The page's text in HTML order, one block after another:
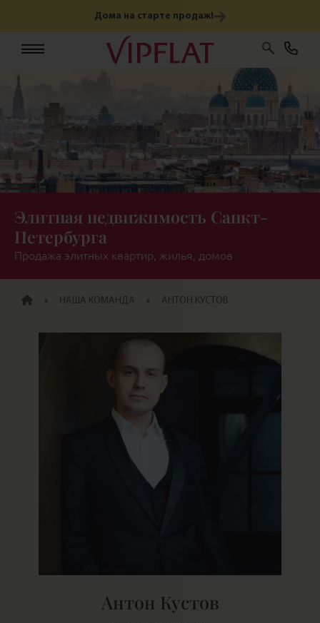
Дома на старте продаж!
Элитная недвижимость Санкт-
Петербурга
Продажа элитных квартир, жилья, домов
ГЛАВНАЯНАША КОМАНДА AНТОН КУСТОВ
Aнтон Кустов